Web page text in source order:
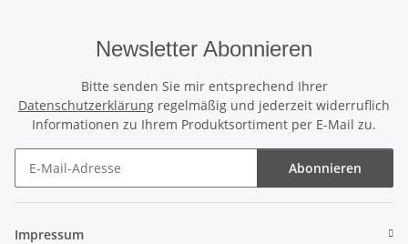
Newsletter Abonnieren
Bitte senden Sie mir entsprechend Ihrer
Datenschutzerklärung regelmäßig und jederzeit widerruflich
Informationen zu Ihrem Produktsortiment per E-Mail zu.
Abonnieren
Impressum